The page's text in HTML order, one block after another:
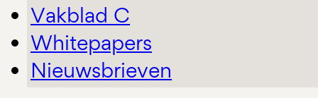
Vakblad C
Whitepapers
Nieuwsbrieven